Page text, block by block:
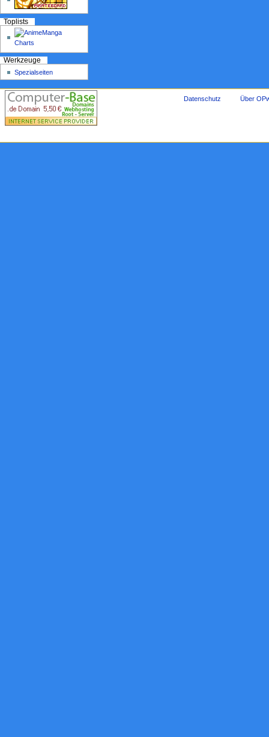
Toplists
Werkzeuge
Spezialseiten
Datenschutz Über